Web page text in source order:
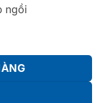
ngồi
WASHLET